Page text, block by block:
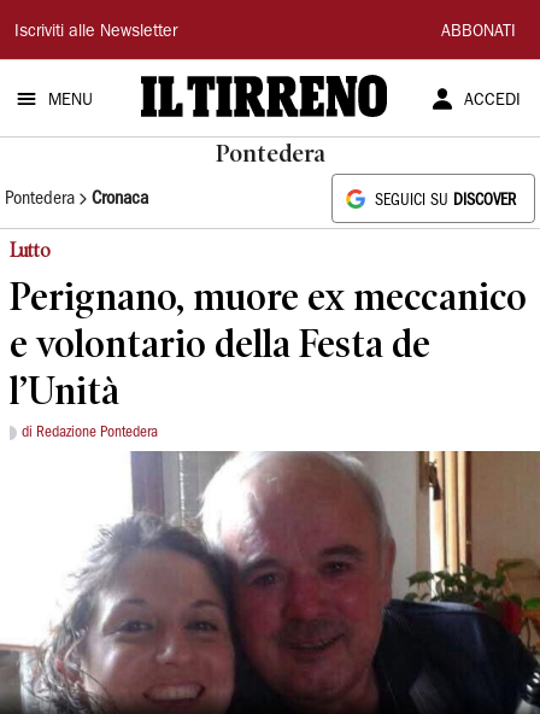
Il
Tirreno
Iscriviti alle Newsletter ABBONATI
MENU ACCEDI
Pontedera
Pontedera Cronaca SEGUICI SU DISCOVER
Lutto
Perignano, muore ex meccanico
e volontario della Festa de
l’Unità
di Redazione Pontedera